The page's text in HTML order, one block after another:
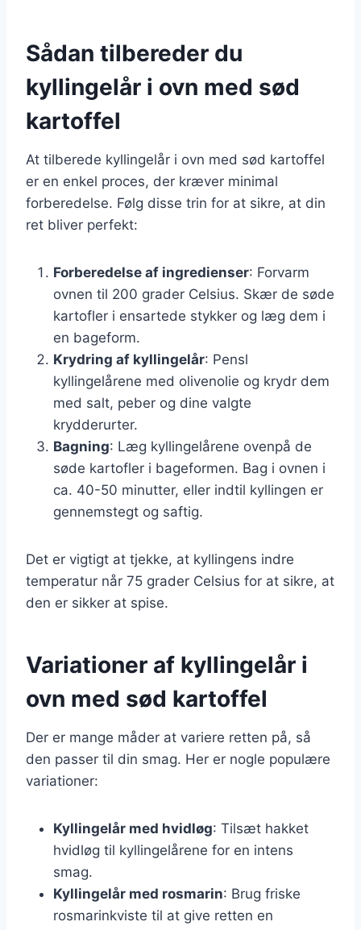
Sådan tilbereder du
kyllingelår i ovn med sød
kartoffel
At tilberede kyllingelår i ovn med sød kartoffel
er en enkel proces, der kræver minimal
forberedelse. Følg disse trin for at sikre, at din
ret bliver perfekt:
Forberedelse af ingredienser: Forvarm
ovnen til 200 grader Celsius. Skær de søde
kartofler i ensartede stykker og læg dem i
en bageform.
Krydring af kyllingelår: Pensl
kyllingelårene med olivenolie og krydr dem
med salt, peber og dine valgte
krydderurter.
Bagning: Læg kyllingelårene ovenpå de
søde kartofler i bageformen. Bag i ovnen i
ca. 40-50 minutter, eller indtil kyllingen er
gennemstegt og saftig.
Det er vigtigt at tjekke, at kyllingens indre
temperatur når 75 grader Celsius for at sikre, at
den er sikker at spise.
Variationer af kyllingelår i
ovn med sød kartoffel
Der er mange måder at variere retten på, så
den passer til din smag. Her er nogle populære
variationer:
Kyllingelår med hvidløg: Tilsæt hakket
hvidløg til kyllingelårene for en intens
smag.
Kyllingelår med rosmarin: Brug friske
rosmarinkviste til at give retten en